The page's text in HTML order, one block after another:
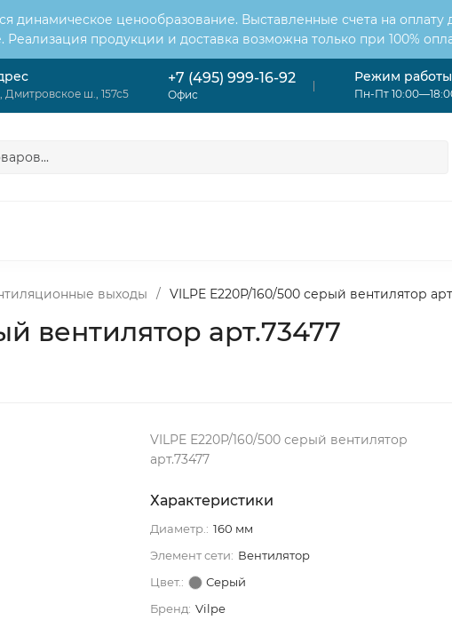
динамическое ценообразование. Выставленные счета на
продукции и доставка возможна только при 100%
Дмитровское ш., 157с5
+7 (495) 999-16-92
Офис
Режим работы
Пн-Пт
выходы / VILPE Е220Р/160/500 серый вентилятор
вентилятор арт.73477
VILPE Е220Р/160/500 серый вентилятор
арт.73477
Характеристики
Диаметр.: 160 мм
Элемент сети: Вентилятор
Цвет.:
Серый
Бренд: Vilpe